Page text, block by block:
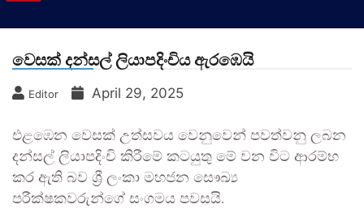
වෙසක් දන්සල් ලියාපදිංචිය ඇරඹෙයි
Editor April 29, 2025
එළඹෙන වෙසක් උත්සවය වෙනුවෙන් පවත්වනු ලබන
දන්සල් ලියාපදිංචි කිරීමේ කටයුතු මේ වන විට ආරම්භ
කර ඇති බව ශ්‍රී ලංකා මහජන සෞඛ්‍ය
පරීක්ෂකවරුන්ගේ සංගමය පවසයි.